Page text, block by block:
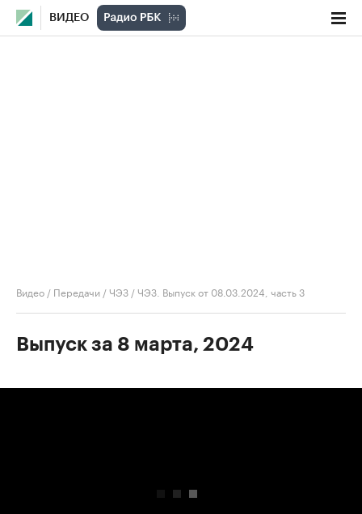
ВИДЕО
Видео / Передачи /ЧЭЗ /ЧЭЗ. Выпуск от 08.03.2024, часть 3
Выпуск за 8 марта, 2024